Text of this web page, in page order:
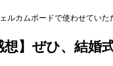
ルカムボードで使わせていた
】ぜひ、結